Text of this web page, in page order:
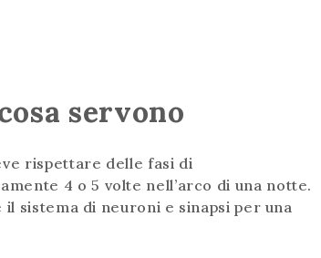
servono
rispettare delle fasi di
4 o 5 volte nell’arco di una notte.
sistema di neuroni e sinapsi per una